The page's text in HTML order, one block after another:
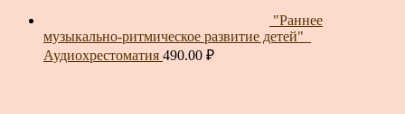
"Раннее
музыкально-ритмическое развитие детей"_
Аудиохрестоматия 490.00 ₽